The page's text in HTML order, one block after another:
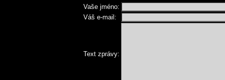
Vaše jméno:
Váš e-mail:
Text zprávy: